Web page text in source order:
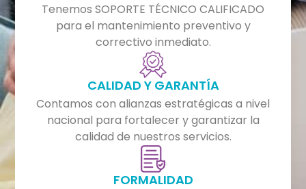
Tenemos SOPORTE TÉCNICO CALIFICADO
para el mantenimiento preventivo y
correctivo inmediato.
CALIDAD Y GARANTÍA
Contamos con alianzas estratégicas a nivel
nacional para fortalecer y garantizar la
calidad de nuestros servicios.
FORMALIDAD